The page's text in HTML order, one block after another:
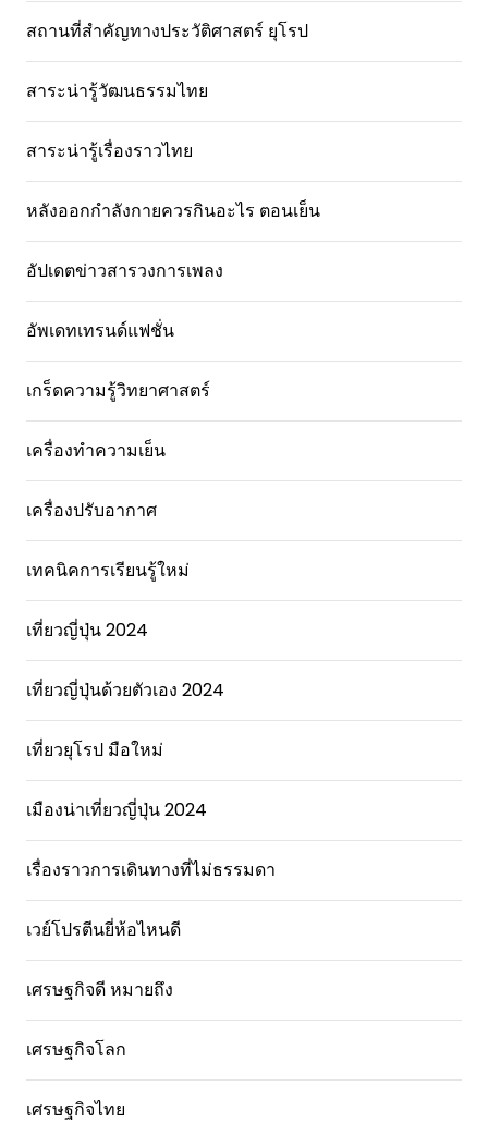
สถานที่สําคัญทางประวัติศาสตร์ ยุโรป
สาระน่ารู้วัฒนธรรมไทย
สาระน่ารู้เรื่องราวไทย
หลังออกกําลังกายควรกินอะไร ตอนเย็น
อัปเดตข่าวสารวงการเพลง
อัพเดทเทรนด์แฟชั่น
เกร็ดความรู้วิทยาศาสตร์
เครื่องทำความเย็น
เครื่องปรับอากาศ
เทคนิคการเรียนรู้ใหม่
เที่ยวญี่ปุ่น 2024
เที่ยวญี่ปุ่นด้วยตัวเอง 2024
เที่ยวยุโรป มือใหม่
เมืองน่าเที่ยวญี่ปุ่น 2024
เรื่องราวการเดินทางที่ไม่ธรรมดา
เวย์โปรตีนยี่ห้อไหนดี
เศรษฐกิจดี หมายถึง
เศรษฐกิจโลก
เศรษฐกิจไทย